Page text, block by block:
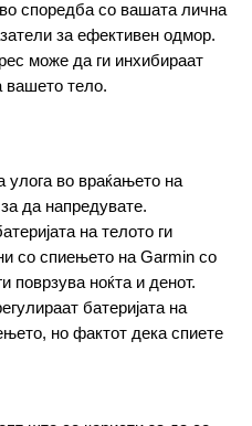
споредба со вашата лична
за ефективен одмор.
може да ги инхибираат
вашето тело.
улога во враќањето на
да напредувате.
на телото ги
со спиењето на Garmin со
поврзува ноќта и денот.
батеријата на
но фактот дека спиете